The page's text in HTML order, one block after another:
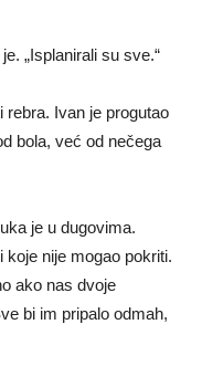
„Isplanirali su sve.“
rebra. Ivan je progutao
bola, već od nečega
je u dugovima.
nije mogao pokriti.
ako nas dvoje
bi im pripalo odmah,